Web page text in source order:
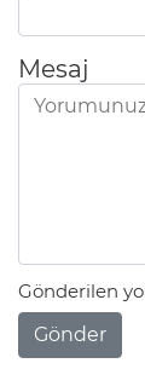
Mesaj
Gönderilen
Gönder